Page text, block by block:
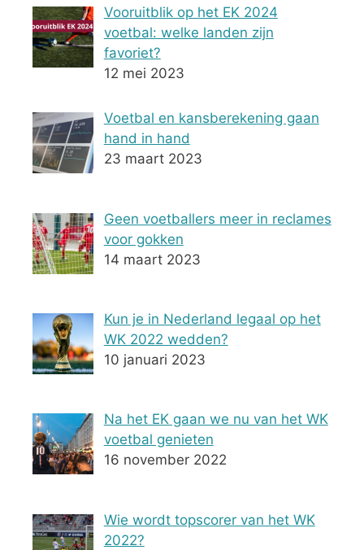
Vooruitblik op het EK 2024
voetbal: welke landen zijn
favoriet?
12 mei 2023
Voetbal en kansberekening gaan
hand in hand
23 maart 2023
Geen voetballers meer in reclames
voor gokken
14 maart 2023
Kun je in Nederland legaal op het
WK 2022 wedden?
10 januari 2023
Na het EK gaan we nu van het WK
voetbal genieten
16 november 2022
Wie wordt topscorer van het WK
2022?